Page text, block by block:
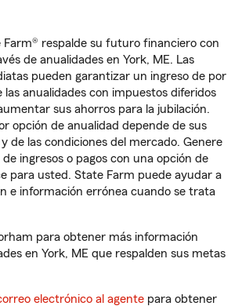
Farm® respalde su futuro financiero con
de anualidades en York, ME. Las
pueden garantizar un ingreso de por
anualidades con impuestos diferidos
sus ahorros para la jubilación.
opción de anualidad depende de sus
de las condiciones del mercado. Genere
ingresos o pagos con una opción de
para usted. State Farm puede ayudar a
e información errónea cuando se trata
para obtener más información
en York, ME que respalden sus metas
electrónico al agente para obtener